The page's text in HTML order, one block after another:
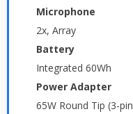
Microphone
2x, Array
Battery
Integrated 60Wh
Power Adapter
65W Round Tip (3-